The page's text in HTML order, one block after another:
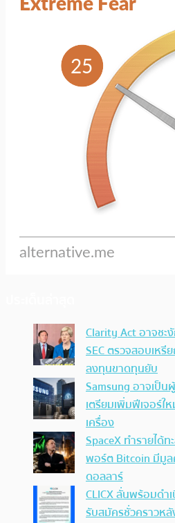
Clarity Act อาจชะ
SEC ตรวจสอบเห
ลงทุนขาดทุนยับ
Samsung อาจเป็
เตรียมเพิ่มฟีเจอร์ใ
เครื่อง
SpaceX ทำรายได้
พอร์ต Bitcoin มีมู
ดอลลาร์
CLICX ลั่นพร้อมด
รับสมัครชั่วคราวห